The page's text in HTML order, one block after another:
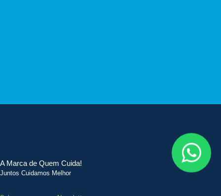
A Marca de Quem Cuida!
Juntos Cuidamos Melhor